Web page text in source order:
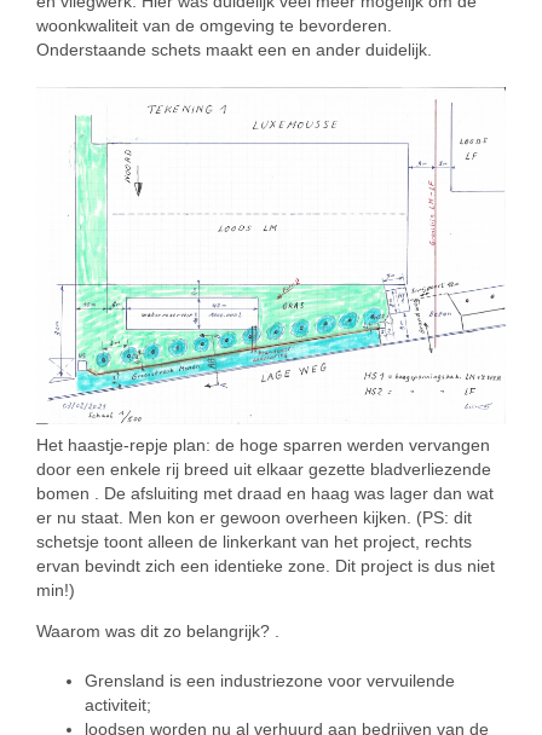
woonkwaliteit van de omgeving te bevorderen.
Onderstaande schets maakt een en ander duidelijk.
Het haastje-repje plan: de hoge sparren werden vervangen
door een enkele rij breed uit elkaar gezette bladverliezende
bomen . De afsluiting met draad en haag was lager dan wat
er nu staat. Men kon er gewoon overheen kijken. (PS: dit
schetsje toont alleen de linkerkant van het project, rechts
ervan bevindt zich een identieke zone. Dit project is dus niet
min!)
Waarom was dit zo belangrijk? .
Grensland is een industriezone voor vervuilende
activiteit;
loodsen worden nu al verhuurd aan bedrijven van de